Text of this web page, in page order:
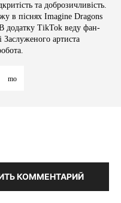
та доброзичливість.
в піснях Imagine Dragons
додатку TikTok веду фан-
Заслуженого артиста
КОММЕНТАРИЙ